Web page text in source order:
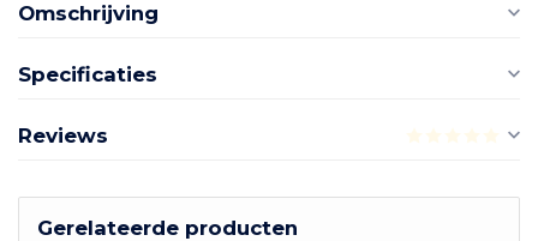
Omschrijving
Specificaties
Reviews
Gerelateerde producten